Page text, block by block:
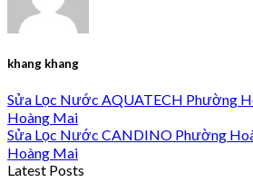
khang khang
Sửa Lọc Nước AQUATECH Phường
Hoàng Mai
Sửa Lọc Nước CANDINO Phường
Hoàng Mai
Latest Posts